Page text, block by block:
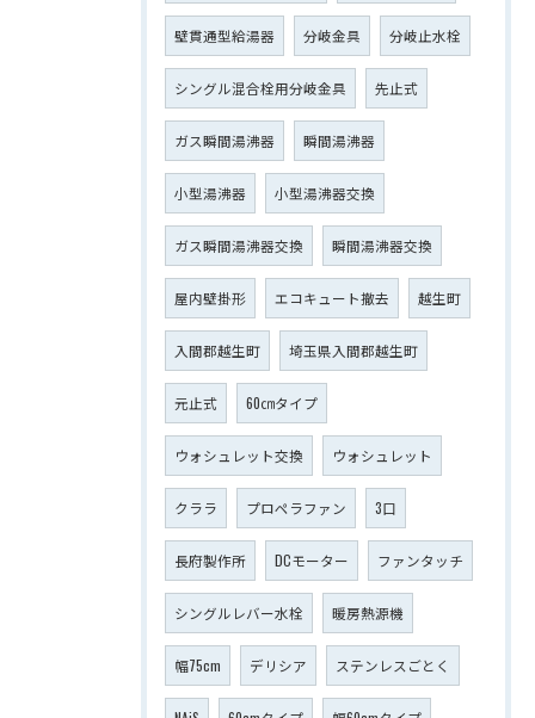
壁貫通型給湯器 分岐金具 分岐止水栓
シングル混合栓用分岐金具 先止式
ガス瞬間湯沸器 瞬間湯沸器
小型湯沸器 小型湯沸器交換
ガス瞬間湯沸器交換 瞬間湯沸器交換
屋内壁掛形 エコキュート撤去 越生町
入間郡越生町 埼玉県入間郡越生町
元止式 60㎝タイプ
ウォシュレット交換 ウォシュレット
クララ プロペラファン 3口
長府製作所 DCモーター ファンタッチ
シングルレバー水栓 暖房熱源機
幅75cm デリシア ステンレスごとく